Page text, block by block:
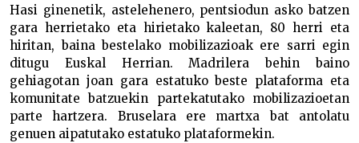
Hasi ginenetik, astelehenero, pentsiodun asko batzen
gara herrietako eta hirietako kaleetan, 80 herri eta
hiritan, baina bestelako mobilizazioak ere sarri egin
ditugu Euskal Herrian. Madrilera behin baino
gehiagotan joan gara estatuko beste plataforma eta
komunitate batzuekin partekatutako mobilizazioetan
parte hartzera. Bruselara ere martxa bat antolatu
genuen aipatutako estatuko plataformekin.